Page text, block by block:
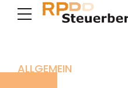
ALLGEMEIN